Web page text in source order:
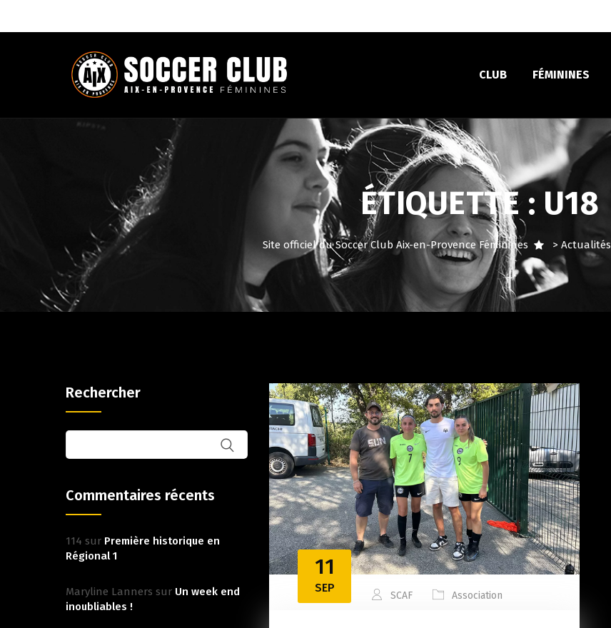
CLUB FÉMININES
ÉTIQUETTE : U18
Site officiel du Soccer Club Aix-en-Provence Féminines > Actualités
11
SEP
SCAF Association
Rechercher
Commentaires récents
114 sur Première historique en
Régional 1
Maryline Lanners sur Un week end
inoubliables !